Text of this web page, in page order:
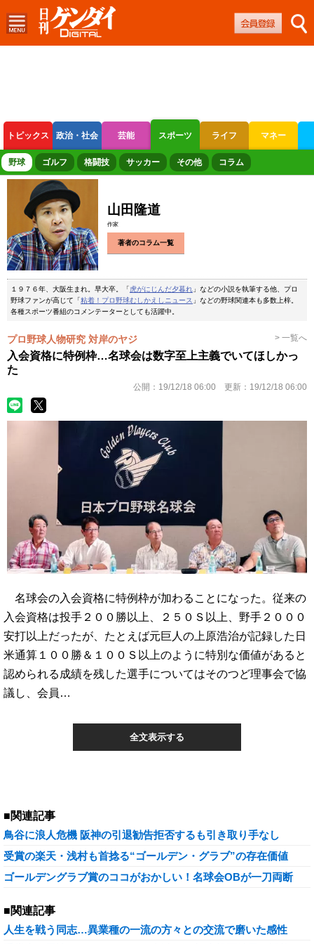
トピックス 政治・社会 芸能 スポーツ ライフ マネー
ボートレース 競輪 オートレース
野球 ゴルフ 格闘技 サッカー その他 コラム
山田隆道
作家
著者のコラム一覧
１９７６年、大阪生まれ。早大卒。「虎がにじんだ夕暮れ 」などの小説を執筆する他、プロ
野球ファンが高じて「粘着！プロ野球むしかえしニュース 」などの野球関連本も多数上梓。
各種スポーツ番組のコメンテーターとしても活躍中。
プロ野球人物研究 対岸のヤジ > 一覧へ
入会資格に特例枠…名球会は数字至上主義でいてほしかっ
た
公開： 19/12/18 06:00 更新： 19/12/18 06:00
名球会の入会資格に特例枠が加わることになった。従来の
入会資格は投手２００勝以上、２５０Ｓ以上、野手２０００
安打以上だったが、たとえば元巨人の上原浩治が記録した日
米通算１００勝＆１００Ｓ以上のように特別な価値があると
認められる成績を残した選手についてはそのつど理事会で協
議し、会員…
全文表示する
■関連記事
鳥谷に浪人危機 阪神の引退勧告拒否するも引き取り手なし
受賞の楽天・浅村も首捻る“ゴールデン・グラブ”の存在価値
ゴールデングラブ賞のココがおかしい！名球会OBが一刀両断
■関連記事
人生を戦う同志…異業種の一流の方々との交流で磨いた感性